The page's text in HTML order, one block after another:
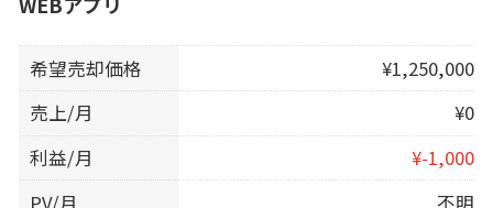
希望売却価格
¥1,250,000
売上/月
¥0
利益/月
¥-1,000
PV/月
不明